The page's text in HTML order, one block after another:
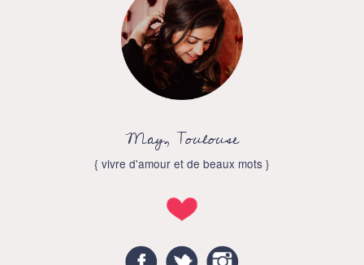
May, Toulouse
{ vivre d'amour et de beaux mots }
FacebookTwitter